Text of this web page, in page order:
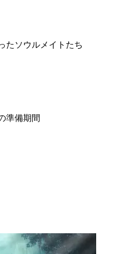
たソウルメイトたち
準備期間